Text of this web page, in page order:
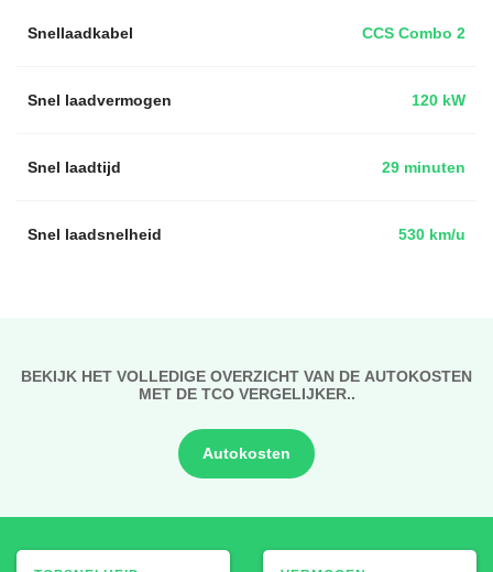
Snellaadkabel CCS Combo 2
Snel laadvermogen 120 kW
Snel laadtijd 29 minuten
Snel laadsnelheid 530 km/u
BEKIJK HET VOLLEDIGE OVERZICHT VAN DE AUTOKOSTEN
MET DE TCO VERGELIJKER..
Autokosten